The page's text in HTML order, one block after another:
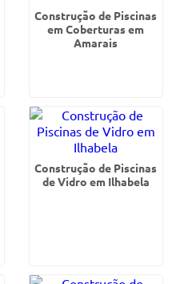
Construção de Piscinas
em Coberturas em
Amarais
Construção de Piscinas
de Vidro em Ilhabela